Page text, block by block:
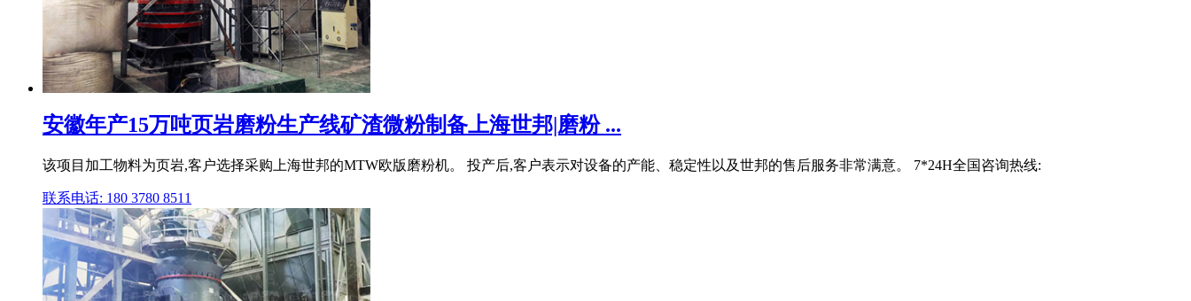
安徽年产15万吨页岩磨粉生产线矿渣微粉制备上海世邦|磨粉 ...
该项目加工物料为页岩,客户选择采购上海世邦的MTW欧版磨粉机。 投产后,客户表示对设备的产能、稳定性以及世邦的售后服务非常满意。 7*24H全国咨询热线:
联系电话: 180 3780 8511